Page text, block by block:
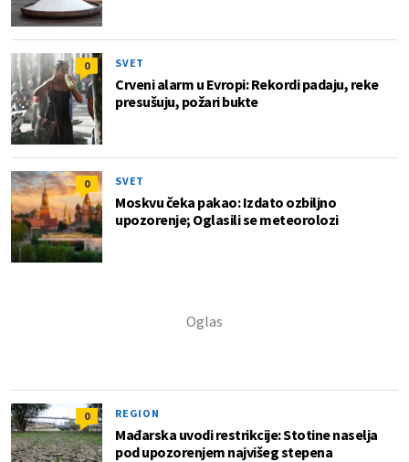
0 SVET
Crveni alarm u Evropi: Rekordi padaju, reke
presušuju, požari bukte
0 SVET
Moskvu čeka pakao: Izdato ozbiljno
upozorenje; Oglasili se meteorolozi
0 REGION
Mađarska uvodi restrikcije: Stotine naselja
pod upozorenjem najvišeg stepena